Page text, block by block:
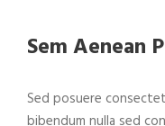
Sem Aenean
Sed posuere
bibendum nulla sed